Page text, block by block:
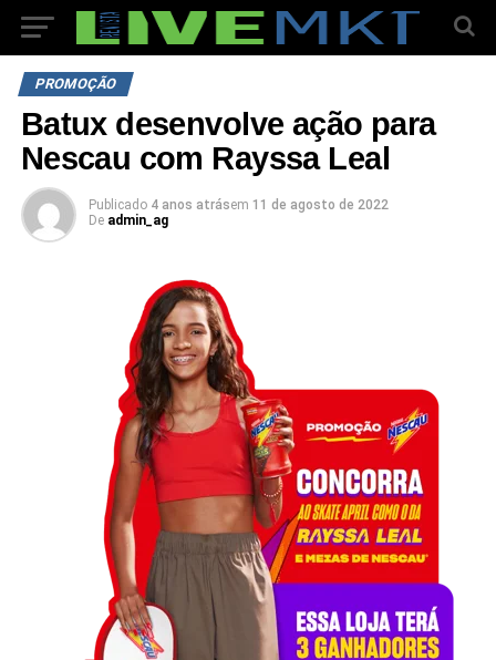
PROMOÇÃO
Batux desenvolve ação para
Nescau com Rayssa Leal
Publicado 4 anos atrásem 11 de agosto de 2022
De admin_ag